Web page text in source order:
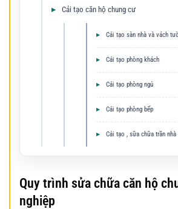
Cải tạo căn hộ chung cư
Cải tạo sàn nhà và vách
Cải tạo phòng khách
Cải tạo phòng ngủ
Cải tạo phòng bếp
Cải tạo , sữa chữa trần nhà
Quy trình sửa chữa căn hộ
nghiệp